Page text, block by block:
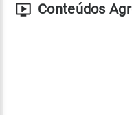
Conteúdos